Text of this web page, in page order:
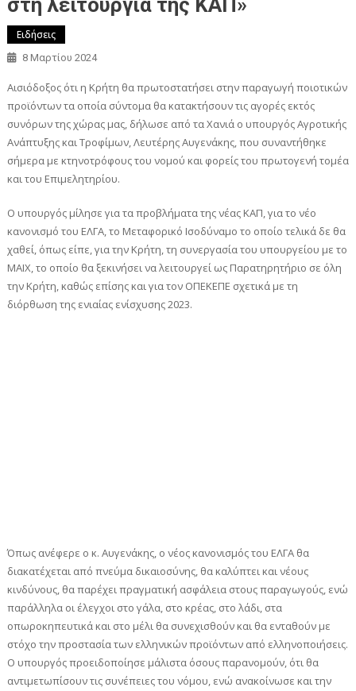
στη λειτουργία της ΚΑΠ»
Ειδήσεις
8 Μαρτίου 2024
Αισιόδοξος ότι η Κρήτη θα πρωτοστατήσει στην παραγωγή ποιοτικών
προϊόντων τα οποία σύντομα θα κατακτήσουν τις αγορές εκτός
συνόρων της χώρας μας, δήλωσε από τα Χανιά ο υπουργός Αγροτικής
Ανάπτυξης και Τροφίμων, Λευτέρης Αυγενάκης, που συναντήθηκε
σήμερα με κτηνοτρόφους του νομού και φορείς του πρωτογενή τομέα
και του Επιμελητηρίου.
Ο υπουργός μίλησε για τα προβλήματα της νέας ΚΑΠ, για το νέο
κανονισμό του ΕΛΓΑ, το Μεταφορικό Ισοδύναμο το οποίο τελικά δε θα
χαθεί, όπως είπε, για την Κρήτη, τη συνεργασία του υπουργείου με το
ΜΑΙΧ, το οποίο θα ξεκινήσει να λειτουργεί ως Παρατηρητήριο σε όλη
την Κρήτη, καθώς επίσης και για τον ΟΠΕΚΕΠΕ σχετικά με τη
διόρθωση της ενιαίας ενίσχυσης 2023.
Όπως ανέφερε ο κ. Αυγενάκης, ο νέος κανονισμός του ΕΛΓΑ θα
διακατέχεται από πνεύμα δικαιοσύνης, θα καλύπτει και νέους
κινδύνους, θα παρέχει πραγματική ασφάλεια στους παραγωγούς, ενώ
παράλληλα οι έλεγχοι στο γάλα, στο κρέας, στο λάδι, στα
οπωροκηπευτικά και στο μέλι θα συνεχισθούν και θα ενταθούν με
στόχο την προστασία των ελληνικών προϊόντων από ελληνοποιήσεις.
Ο υπουργός προειδοποίησε μάλιστα όσους παρανομούν, ότι θα
αντιμετωπίσουν τις συνέπειες του νόμου, ενώ ανακοίνωσε και την